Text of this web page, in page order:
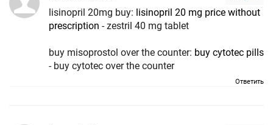
lisinopril 20mg buy: lisinopril 20 mg price without
prescription - zestril 40 mg tablet
buy misoprostol over the counter: buy cytotec pills
- buy cytotec over the counter
Ответить